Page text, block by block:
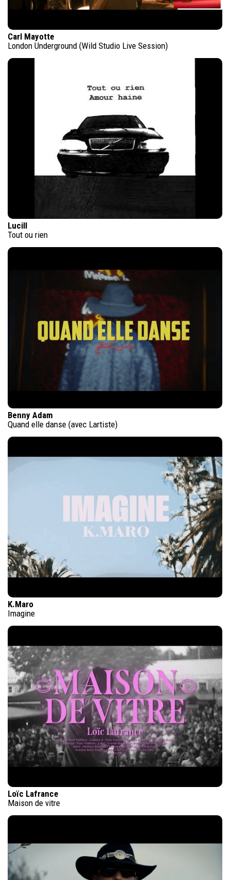
Carl Mayotte
London Underground (Wild Studio Live Session)
Lucill
Tout ou rien
Benny Adam
Quand elle danse (avec Lartiste)
K.Maro
Imagine
Loïc Lafrance
Maison de vitre